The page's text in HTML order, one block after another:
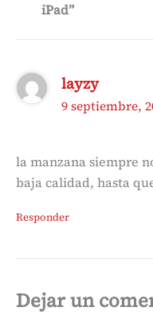
iPad”
layzy
9 septiembre,
la manzana siempre
baja calidad, hasta
Responder
Dejar un